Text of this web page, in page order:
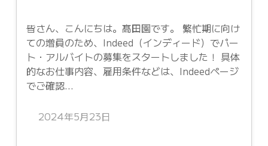
皆さん、こんにちは。髙田園です。 繁忙期に向け
ての増員のため、Indeed（インディード）でパー
ト・アルバイトの募集をスタートしました！ 具体
的なお仕事内容、雇用条件などは、Indeedページ
でご確認...
2024年5月23日